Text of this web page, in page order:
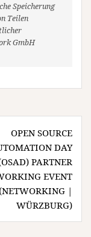
Speicherung
Teilen
GmbH
OPEN SOURCE
DAY
PARTNER
EVENT
|
WÜRZBURG)